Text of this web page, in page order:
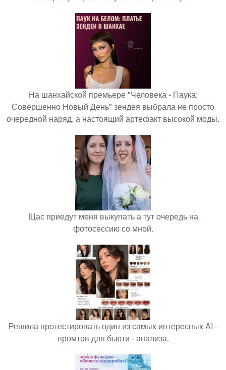
На шанхайской премьере "Человека - Паука:
Совершенно Новый День" зендея выбрала не просто
очередной наряд, а настоящий артефакт высокой моды.
Щас приедут меня выкупать а тут очередь на
фотосессию со мной.
Решила протестировать один из самых интересных AI -
промтов для бьюти - анализа.